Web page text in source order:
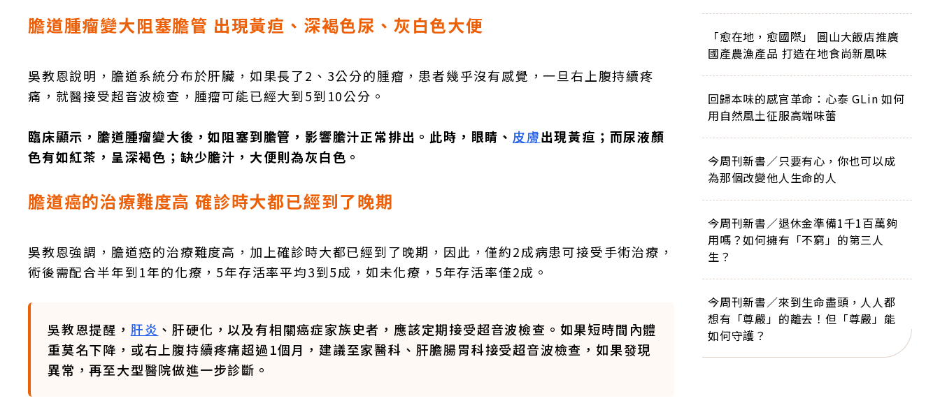
膽道腫瘤變大阻塞膽管 出現黃疸、深褐色尿、灰白色大便
吳教恩說明，膽道系統分布於肝臟，如果長了2、3公分的腫瘤，患者幾乎沒有感覺，一旦右上腹持續疼
痛，就醫接受超音波檢查，腫瘤可能已經大到5到10公分。
臨床顯示，膽道腫瘤變大後，如阻塞到膽管，影響膽汁正常排出。此時，眼睛、 皮膚出現黃疸；而尿液顏
色有如紅茶，呈深褐色；缺少膽汁，大便則為灰白色。
膽道癌的治療難度高 確診時大都已經到了晚期
吳教恩強調，膽道癌的治療難度高，加上確診時大都已經到了晚期，因此，僅約2成病患可接受手術治療，
術後需配合半年到1年的化療，5年存活率平均3到5成，如未化療，5年存活率僅2成。
吳教恩提醒， 肝炎 、肝硬化，以及有相關癌症家族史者，應該定期接受超音波檢查。如果短時間內體
重莫名下降，或右上腹持續疼痛超過1個月，建議至家醫科、肝膽腸胃科接受超音波檢查，如果發現
異常，再至大型醫院做進一步診斷。
「愈在地，愈國際」 圓山大飯店推廣
國產農漁產品 打造在地食尚新風味
回歸本味的感官革命：心泰 GLin 如何
用自然風土征服高端味蕾
今周刊新書／只要有心，你也可以成
為那個改變他人生命的人
今周刊新書／退休金準備1千1百萬夠
用嗎？如何擁有「不窮」的第三人
生？
今周刊新書／來到生命盡頭，人人都
想有「尊嚴」的離去！但「尊嚴」能
如何守護？